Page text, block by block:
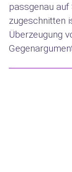
passgenau
zugeschnitten
Überzeugung